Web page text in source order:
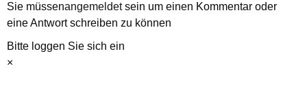
Sie müssenangemeldetsein um einen Kommentar oder
eine Antwort schreiben zu können
Bitte loggen Sie sich ein
×